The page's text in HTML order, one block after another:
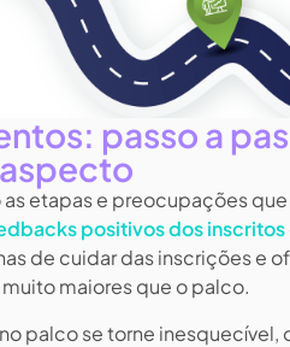
passo a
as etapas e preocupações
positivos dos inscritos
de cuidar das inscrições e
maiores que o palco.
palco se torne